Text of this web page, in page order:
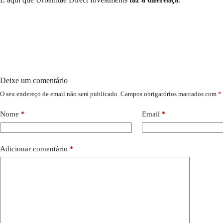
Deixe um comentário
O seu endereço de email não será publicado. Campos obrigatórios marcados com *
Nome * Email *
Adicionar comentário *